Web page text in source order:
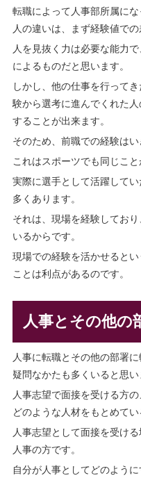
転職によって人事部所属に
人の違いは、まず経験値での
人を見抜く力は必要な能力
によるものだと思います。
しかし、他の仕事を行って
験から選考に進んでくれた
することが出来ます。
そのため、前職での経験はい
これはスポーツでも同じこと
実際に選手として活躍して
多くあります。
それは、現場を経験してお
いるからです。
現場での経験を活かせると
ことは利点があるのです。
人事とその他の
人事に転職とその他の部署
疑問なかたも多くいると思い
人事志望で面接を受ける方
どのような人材をもとめて
人事志望として面接を受け
人事の方です。
自分が人事としてどのよう